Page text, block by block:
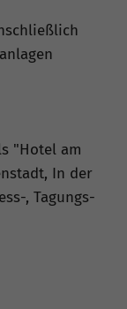
"Hotel am
In der
, Tagungs-